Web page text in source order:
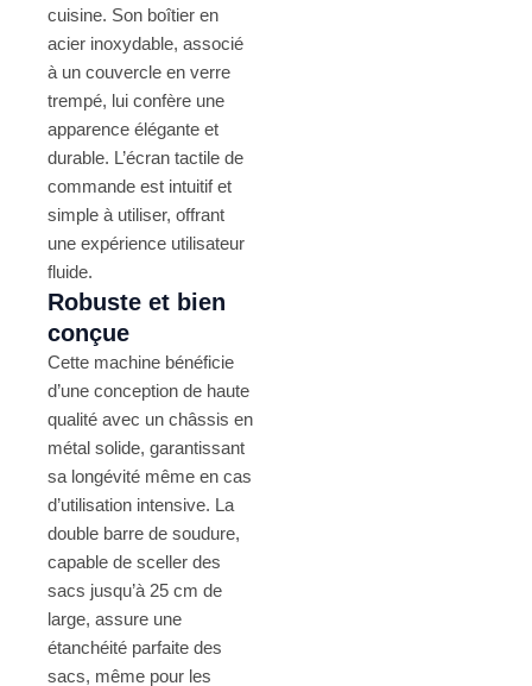
cuisine. Son boîtier en
acier inoxydable, associé
à un couvercle en verre
trempé, lui confère une
apparence élégante et
durable. L’écran tactile de
commande est intuitif et
simple à utiliser, offrant
une expérience utilisateur
fluide.
Robuste et bien
conçue
Cette machine bénéficie
d’une conception de haute
qualité avec un châssis en
métal solide, garantissant
sa longévité même en cas
d’utilisation intensive. La
double barre de soudure,
capable de sceller des
sacs jusqu’à 25 cm de
large, assure une
étanchéité parfaite des
sacs, même pour les